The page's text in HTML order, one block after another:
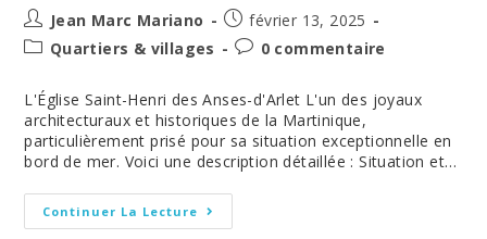
Auteur/autrice
de
publication :
Jean Marc Mariano
Post
published:
février 13, 2025
PostQuartiers & villages
Post0 commentaire
L'Église Saint-Henri des Anses-d'Arlet L'un des joyaux
architecturaux et historiques de la Martinique,
particulièrement prisé pour sa situation exceptionnelle en
bord de mer. Voici une description détaillée : Situation et…
Continuer La Lecture Les
Églises